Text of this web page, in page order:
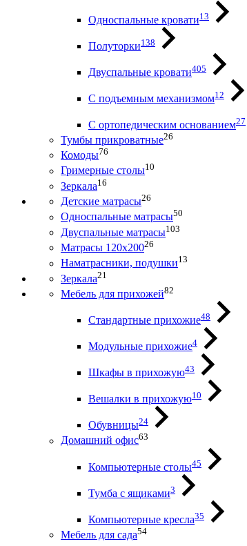
Односпальные кровати13
Полуторки138
Двуспальные кровати405
С подъемным механизмом12
С ортопедическим основанием27
Тумбы прикроватные26
Комоды76
Гримерные столы10
Зеркала16
Детские матрасы26
Односпальные матрасы50
Двуспальные матрасы103
Матрасы 120х20026
Наматрасники, подушки13
Зеркала21
Мебель для прихожей82
Стандартные прихожие48
Модульные прихожие4
Шкафы в прихожую43
Вешалки в прихожую10
Обувницы24
Домашний офис63
Компьютерные столы45
Тумба с ящиками3
Компьютерные кресла35
Мебель для сада54